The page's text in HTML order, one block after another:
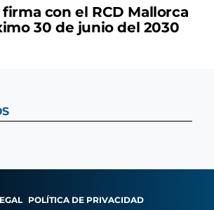
con el RCD Mallorca
30 de junio del 2030
POLÍTICA DE PRIVACIDAD